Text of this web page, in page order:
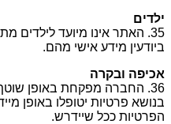
ילדים
ביודעין מידע אישי מהם.
אכיפה ובקרה
36. החברה מפקחת באופן
בנושא פרטיות יטופלו באופן
הפרטיות ככל שיידרש.